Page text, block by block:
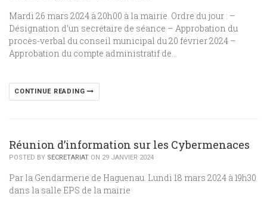
Mardi 26 mars 2024 à 20h00 à la mairie. Ordre du jour : –
Désignation d’un secrétaire de séance – Approbation du
procès-verbal du conseil municipal du 20 février 2024 –
Approbation du compte administratif de…
CONTINUE READING
Réunion d’information sur les Cybermenaces
POSTED BY SECRETARIAT ON 29 JANVIER 2024
Par la Gendarmerie de Haguenau. Lundi 18 mars 2024 à 19h30
dans la salle EPS de la mairie